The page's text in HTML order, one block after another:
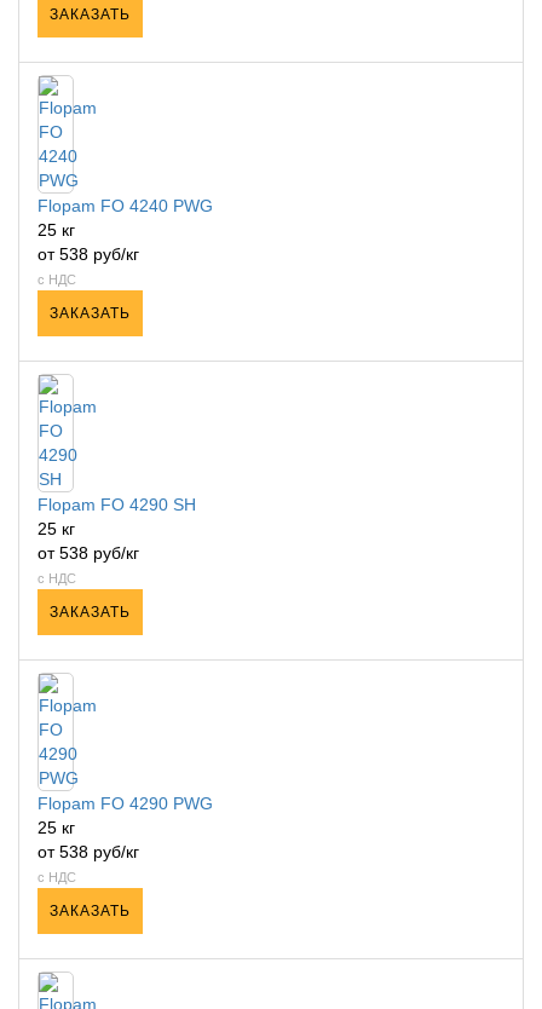
ЗАКАЗАТЬ
Flopam FO 4240 PWG
25 кг
от 538 руб/кг
с НДС
ЗАКАЗАТЬ
Flopam FO 4290 SH
25 кг
от 538 руб/кг
с НДС
ЗАКАЗАТЬ
Flopam FO 4290 PWG
25 кг
от 538 руб/кг
с НДС
ЗАКАЗАТЬ